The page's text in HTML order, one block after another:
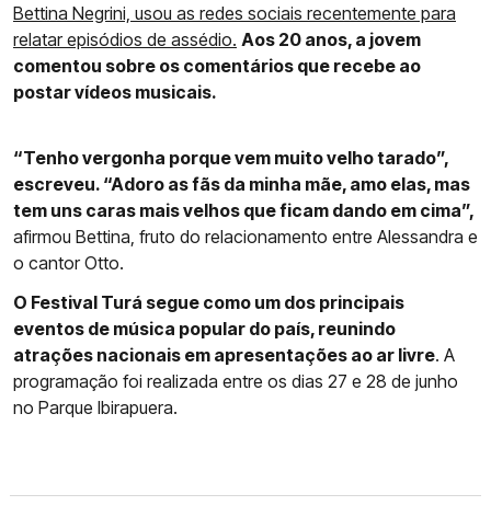
Bettina Negrini, usou as redes sociais recentemente para
relatar episódios de assédio. Aos 20 anos, a jovem
comentou sobre os comentários que recebe ao
postar vídeos musicais.
“Tenho vergonha porque vem muito velho tarado”,
escreveu. “Adoro as fãs da minha mãe, amo elas, mas
tem uns caras mais velhos que ficam dando em cima”,
afirmou Bettina, fruto do relacionamento entre Alessandra e
o cantor Otto.
O Festival Turá segue como um dos principais
eventos de música popular do país, reunindo
atrações nacionais em apresentações ao ar livre. A
programação foi realizada entre os dias 27 e 28 de junho
no Parque Ibirapuera.